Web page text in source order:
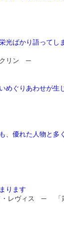
光ばかり語ってし
リン ─
めぐりあわせが生
、優れた人物と多
ります
ヴィス ─ 「箴